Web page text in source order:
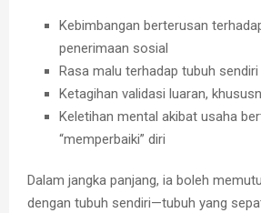
Kebimbangan berterusan
penerimaan sosial
Rasa malu terhadap tubuh sendiri
Ketagihan validasi luaran,
Keletihan mental akibat usaha
“memperbaiki” diri
Dalam jangka panjang, ia boleh
dengan tubuh sendiri—tubuh yang